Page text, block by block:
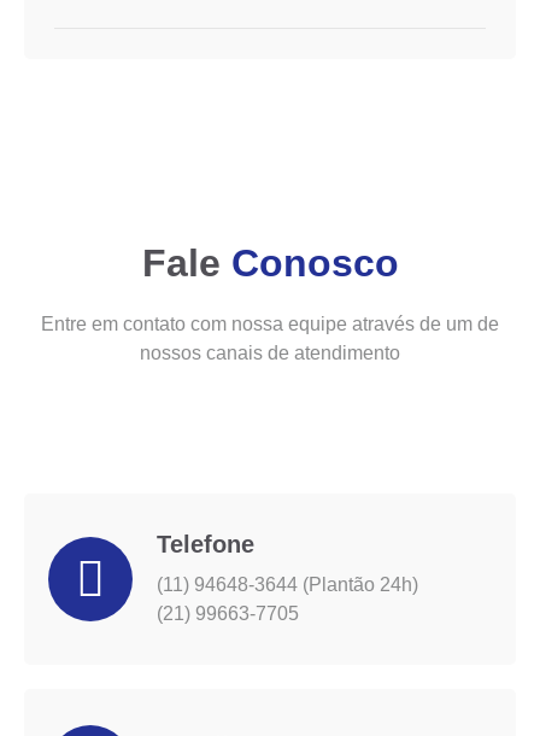
Fale Conosco
Entre em contato com nossa equipe através de um de
nossos canais de atendimento
Telefone
(11) 94648-3644 (Plantão 24h)
(21) 99663-7705